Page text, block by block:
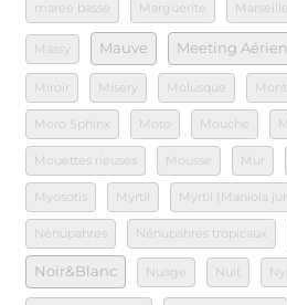
marée basse Marguerite Marseille
Massy Mauve Meeting Aérien
Miroir Misery Molusque
Moro Sphinx Moto Mouche
Mouettes rieuses Mousse Mur
Myosotis Myrtil Myrtil (Maniola
Nénupahres Nénupahres tropicaux
Noir&Blanc Nuage Nuit